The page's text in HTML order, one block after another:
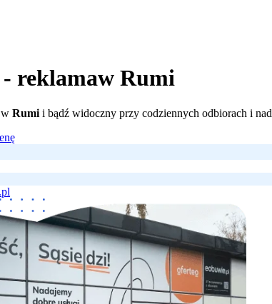
reklamaw Rumi
Rumi i bądź widoczny przy codziennych odbiorach i